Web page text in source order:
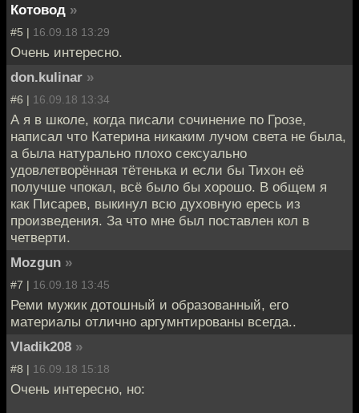
Котовод »
#5 | 16.09.18 13:29
Очень интересно.
don.kulinar »
#6 | 16.09.18 13:34
А я в школе, когда писали сочинение по Грозе,
написал что Катерина никаким лучом света не была,
а была натурально плохо сексуально
удовлетворённая тётенька и если бы Тихон её
получше чпокал, всё было бы хорошо. В общем я
как Писарев, выкинул всю духовную ересь из
произведения. За что мне был поставлен кол в
четверти.
Mozgun »
#7 | 16.09.18 13:45
Реми мужик дотошный и образованный, его
материалы отлично аргумнтированы всегда..
Vladik208 »
#8 | 16.09.18 15:18
Очень интересно, но: